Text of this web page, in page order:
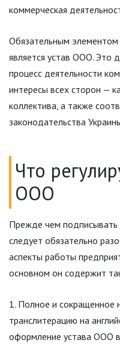
коммерческая
Обязательным
является устав ООО. Это
процесс деятельности
интересы всех сторон —
коллектива, а также
законодательства
Что
ООО
Прежде чем
следует обязательно
аспекты работы
основном он содержит
Полное и сокращенное
транслитерацию на
оформление устава ООО